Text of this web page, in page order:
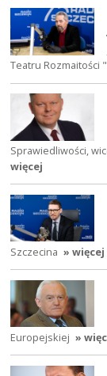
Teatru Rozmaitości
Sprawiedliwości,
więcej
Szczecina » więcej
Europejskiej »